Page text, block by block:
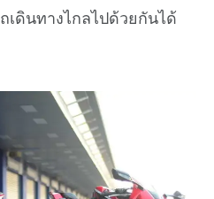
ดินทางไกลไปด้วยกันได้